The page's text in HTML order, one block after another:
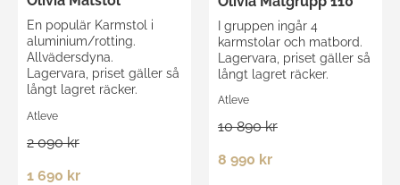
En populär Karmstol i
aluminium/rotting.
Allvädersdyna.
Lagervara, priset gäller så
långt lagret räcker.
Atleve
2 090 kr
1 690 kr
I gruppen ingår 4
karmstolar och matbord.
Lagervara, priset gäller så
långt lagret räcker.
Atleve
10 890 kr
8 990 kr